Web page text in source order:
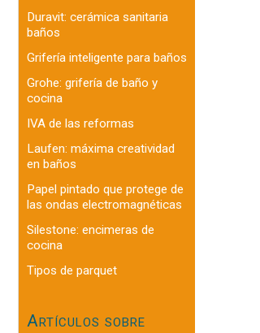
Duravit: cerámica sanitaria
baños
Grifería inteligente para baños
Grohe: grifería de baño y
cocina
IVA de las reformas
Laufen: máxima creatividad
en baños
Papel pintado que protege de
las ondas electromagnéticas
Silestone: encimeras de
cocina
Tipos de parquet
Artículos sobre